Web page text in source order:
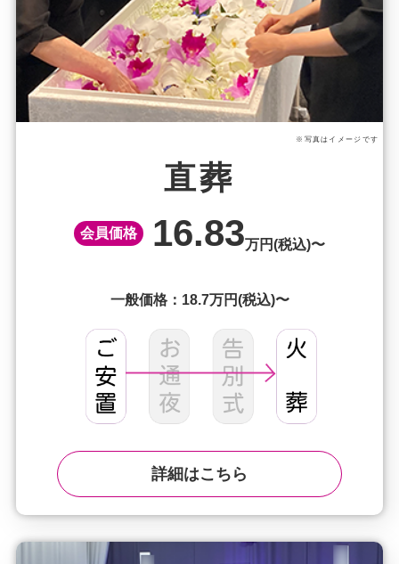
※写真はイメージです
直葬
会員価格 16.83万円(税込)〜
一般価格：18.7万円(税込)〜
詳細はこちら